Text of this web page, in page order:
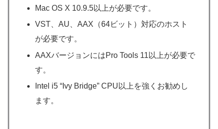
Mac OS X 10.9.5以上が必要です。
VST、AU、AAX（64ビット）対応のホスト
が必要です。
AAXバージョンにはPro Tools 11以上が必要で
す。
Intel i5 “Ivy Bridge” CPU以上を強くお勧めし
ます。